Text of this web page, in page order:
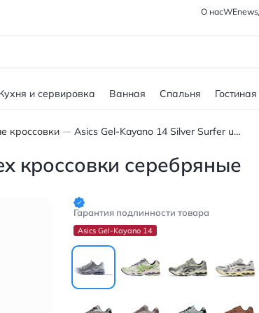
О насWEnews
и сервировка Ванная Спальня Гостиная
кроссовки Asics Gel-Kayano 14 Silver Surfer unisex кроссовки серебряные
кроссовки серебряные
Гарантия подлинности товара
Asics Gel-Kayano 14